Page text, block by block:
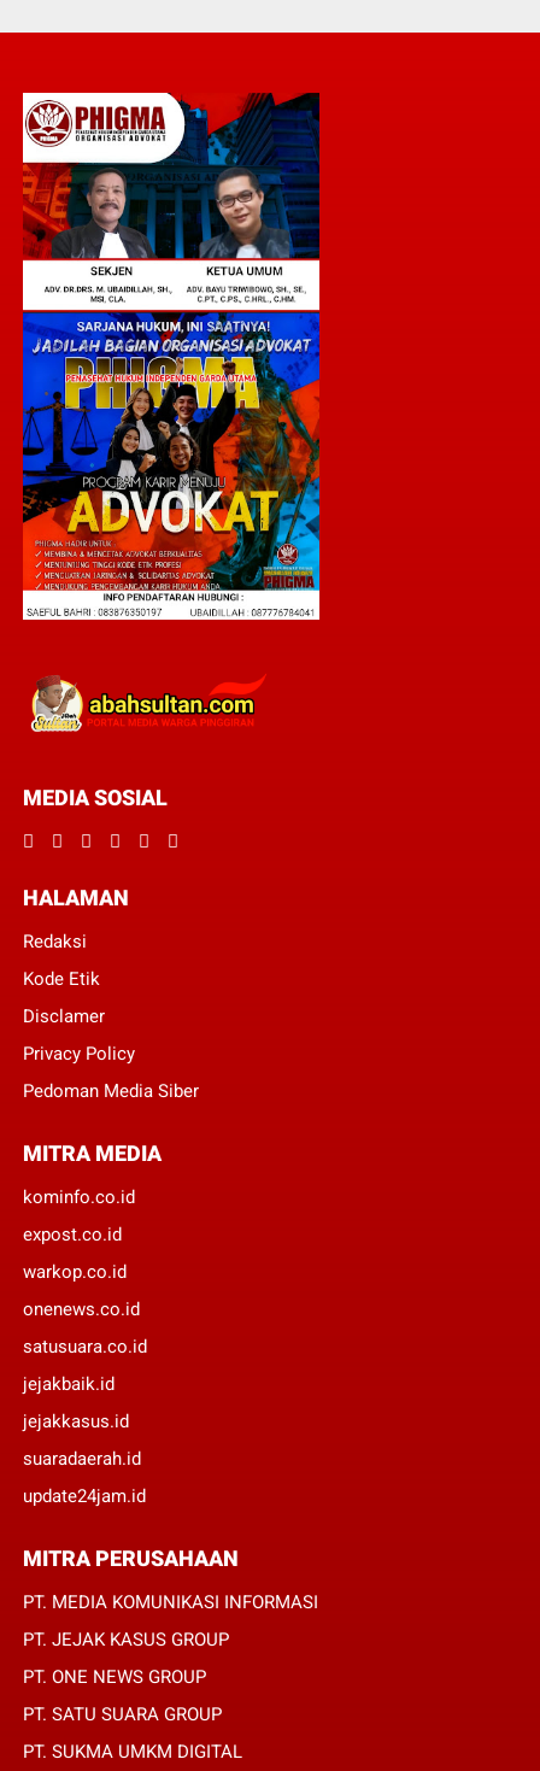
MEDIA SOSIAL
HALAMAN
Redaksi
Kode Etik
Disclamer
Privacy Policy
Pedoman Media Siber
MITRA MEDIA
kominfo.co.id
expost.co.id
warkop.co.id
onenews.co.id
satusuara.co.id
jejakbaik.id
jejakkasus.id
suaradaerah.id
update24jam.id
MITRA PERUSAHAAN
PT. MEDIA KOMUNIKASI INFORMASI
PT. JEJAK KASUS GROUP
PT. ONE NEWS GROUP
PT. SATU SUARA GROUP
PT. SUKMA UMKM DIGITAL